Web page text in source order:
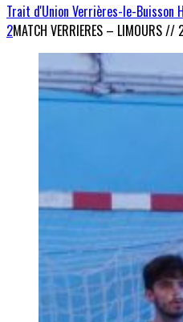
Trait d'Union Verrières-le-Buisson
2MATCH VERRIERES – LIMOURS